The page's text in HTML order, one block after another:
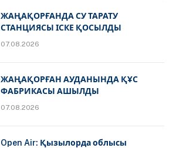
ЖАҢАҚОРҒАНДА СУ ТАРАТУ
СТАНЦИЯСЫ ІСКЕ ҚОСЫЛДЫ
07.08.2026
ЖАҢАҚОРҒАН АУДАНЫНДА ҚҰС
ФАБРИКАСЫ АШЫЛДЫ
07.08.2026
Open Air: Қызылорда облысы